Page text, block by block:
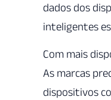
dados dos
inteligentes
Com mais
As marcas
dispositivos